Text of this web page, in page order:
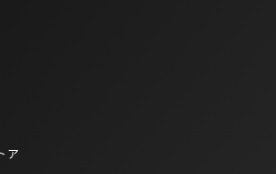
ア